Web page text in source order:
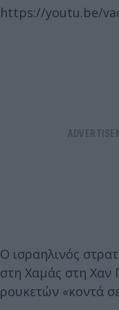
https://youtu.be/
Ο ισραηλινός
στη Χαμάς στη Χαν
ρουκετών «κοντά